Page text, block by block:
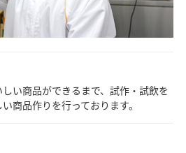
い商品ができるまで、試作・試飲を
商品作りを行っております。